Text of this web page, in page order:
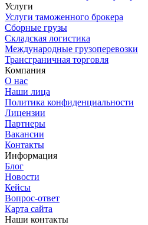
Услуги
Услуги таможенного брокера
Сборные грузы
Складская логистика
Международные грузоперевозки
Трансграничная торговля
Компания
О нас
Наши лица
Политика конфиденциальности
Лицензии
Партнеры
Вакансии
Контакты
Информация
Блог
Новости
Кейсы
Вопрос-ответ
Карта сайта
Наши контакты